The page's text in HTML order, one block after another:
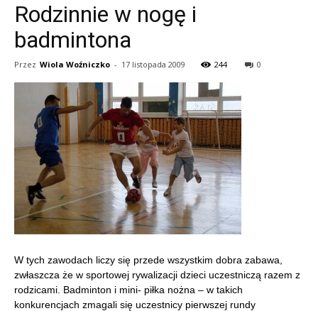
Rodzinnie w nogę i
badmintona
Przez Wiola Woźniczko - 17 listopada 2009 244 0
W tych zawodach liczy się przede wszystkim dobra zabawa,
zwłaszcza że w sportowej rywalizacji dzieci uczestniczą razem z
rodzicami. Badminton i mini- piłka nożna – w takich
konkurencjach zmagali się uczestnicy pierwszej rundy